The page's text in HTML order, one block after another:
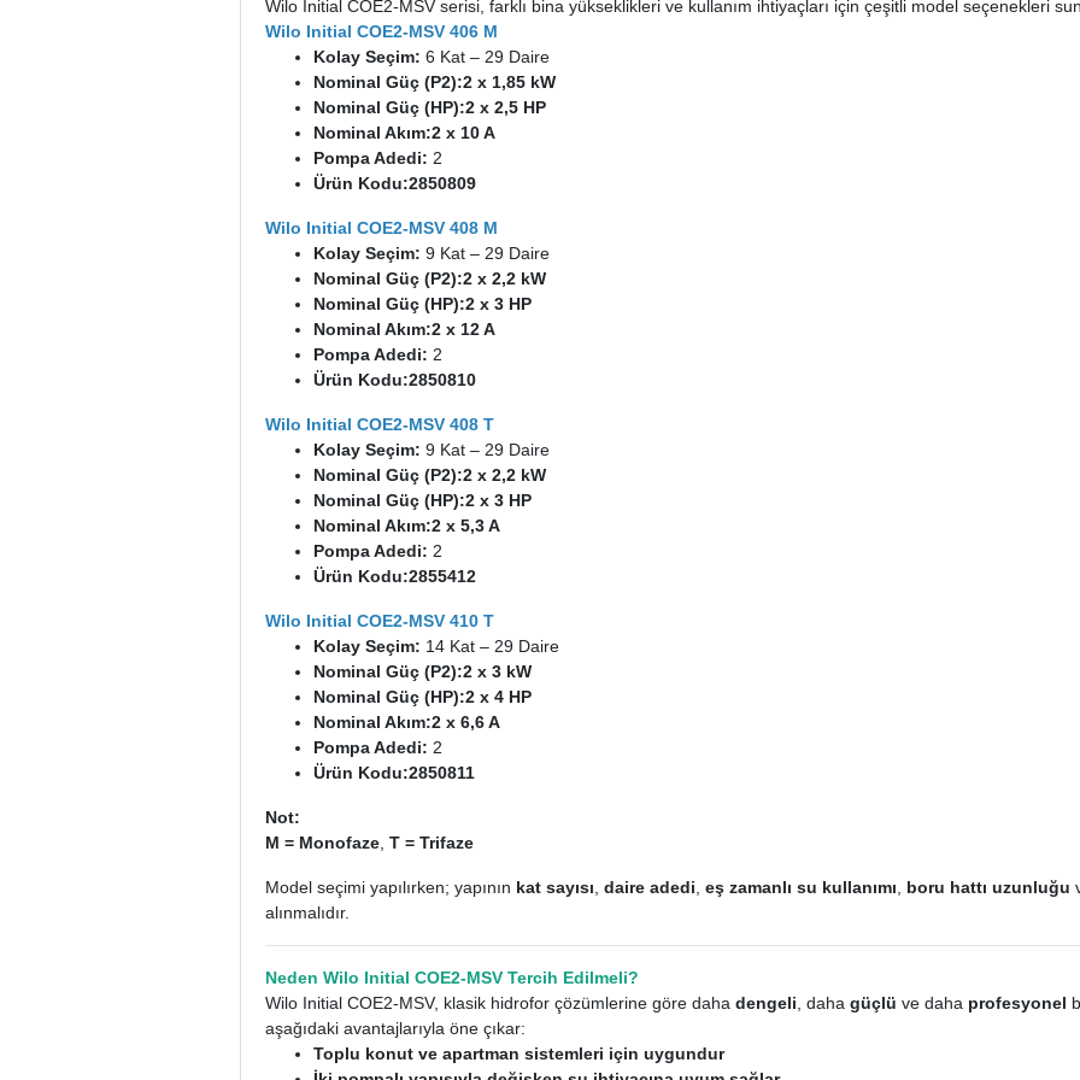
Wilo Initial COE2-MSV serisi, farklı bina yükseklikleri ve kullanım ihtiyaçları için çeşitli model seçenekleri
Wilo Initial COE2-MSV 406 M
Kolay Seçim: 6 Kat – 29 Daire
Nominal Güç (P2):2 x 1,85 kW
Nominal Güç (HP):2 x 2,5 HP
Nominal Akım:2 x 10 A
Pompa Adedi: 2
Ürün Kodu:2850809
Wilo Initial COE2-MSV 408 M
Kolay Seçim: 9 Kat – 29 Daire
Nominal Güç (P2):2 x 2,2 kW
Nominal Güç (HP):2 x 3 HP
Nominal Akım:2 x 12 A
Pompa Adedi: 2
Ürün Kodu:2850810
Wilo Initial COE2-MSV 408 T
Kolay Seçim: 9 Kat – 29 Daire
Nominal Güç (P2):2 x 2,2 kW
Nominal Güç (HP):2 x 3 HP
Nominal Akım:2 x 5,3 A
Pompa Adedi: 2
Ürün Kodu:2855412
Wilo Initial COE2-MSV 410 T
Kolay Seçim: 14 Kat – 29 Daire
Nominal Güç (P2):2 x 3 kW
Nominal Güç (HP):2 x 4 HP
Nominal Akım:2 x 6,6 A
Pompa Adedi: 2
Ürün Kodu:2850811
Not:
M = Monofaze ,T = Trifaze
Model seçimi yapılırken; yapının kat sayısı ,daire adedi ,eş zamanlı su kullanımı boru hattı uzunluğu
alınmalıdır.
Neden Wilo Initial COE2-MSV Tercih Edilmeli?
Wilo Initial COE2-MSV, klasik hidrofor çözümlerine göre dahadengeli , dahagüçlü ve daha profesyonel
aşağıdaki avantajlarıyla öne çıkar:
Toplu konut ve apartman sistemleri için uygundur